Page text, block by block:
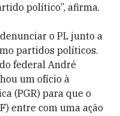
político”, afirma.
o PL junto a
partidos políticos.
federal André
um ofício à
(PGR) para que o
entre com uma ação